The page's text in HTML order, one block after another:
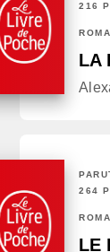
216
LA
264
LE